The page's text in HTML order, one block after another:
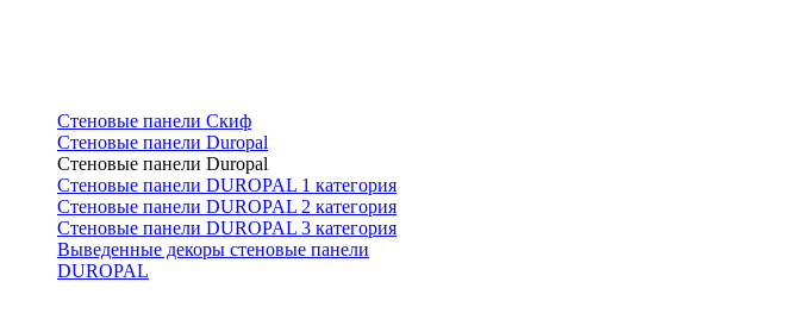
Стеновые панели Скиф
Стеновые панели Duropal
Стеновые панели Duropal
Стеновые панели DUROPAL 1 категория
Стеновые панели DUROPAL 2 категория
Стеновые панели DUROPAL 3 категория
Выведенные декоры стеновые панели
DUROPAL